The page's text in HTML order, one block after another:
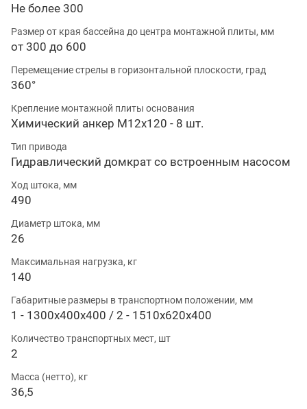
Не более 300
Размер от края бассейна до центра монтажной плиты, мм
от 300 до 600
Перемещение стрелы в горизонтальной плоскости, град
360°
Крепление монтажной плиты основания
Химический анкер М12х120 - 8 шт.
Тип привода
Гидравлический домкрат со встроенным насосом
Ход штока, мм
490
Диаметр штока, мм
26
Максимальная нагрузка, кг
140
Габаритные размеры в транспортном положении, мм
1 - 1300х400х400 / 2 - 1510х620х400
Количество транспортных мест, шт
2
Масса (нетто), кг
36,5